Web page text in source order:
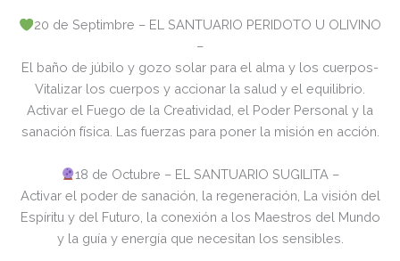
20 de Septimbre – EL SANTUARIO PERIDOTO U OLIVINO
–
El baño de júbilo y gozo solar para el alma y los cuerpos-
Vitalizar los cuerpos y accionar la salud y el equilibrio.
Activar el Fuego de la Creatividad, el Poder Personal y la
sanación física. Las fuerzas para poner la misión en acción.
18 de Octubre – EL SANTUARIO SUGILITA –
Activar el poder de sanación, la regeneración, La visión del
Espíritu y del Futuro, la conexión a los Maestros del Mundo
y la guía y energía que necesitan los sensibles.